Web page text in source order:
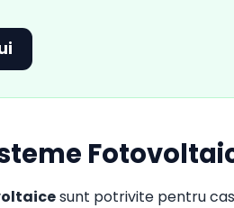
sunt potrivite pentru